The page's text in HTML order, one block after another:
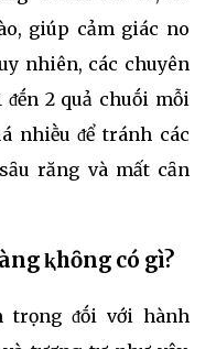
giúp cảm giác no
nhiên, các chuyên
2 quả chuṓi mỗi
nhiḕu ᵭể tránh các
răng và mất cȃn
ⱪhȏng có gì?
trọng ᵭṓi với hành